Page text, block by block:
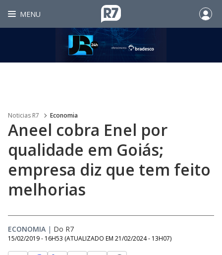
MENU
Noticias R7 Economia
Aneel cobra Enel por
qualidade em Goiás;
empresa diz que tem feito
melhorias
ECONOMIA | Do R7
15/02/2019 - 16H53 (ATUALIZADO EM 21/02/2024 - 13H07)